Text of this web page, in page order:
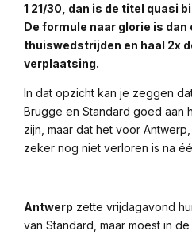
1 21/30, dan is de titel quasi
De formule naar glorie is dan
thuiswedstrijden en haal 2x
verplaatsing.
In dat opzicht kan je zeggen
Brugge en Standard goed aan
zijn, maar dat het voor
zeker nog niet verloren is na
Antwerp zette vrijdagavond
van Standard, maar moest in